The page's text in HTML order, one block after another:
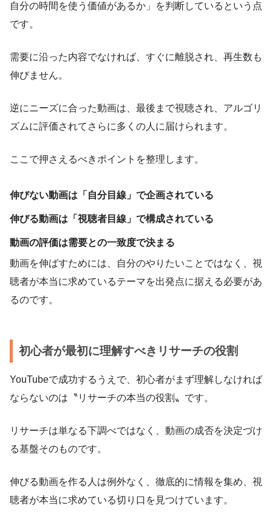
自分の時間を使う価値があるか」を判断しているという点
です。
需要に沿った内容でなければ、すぐに離脱され、再生数も
伸びません。
逆にニーズに合った動画は、最後まで視聴され、アルゴリ
ズムに評価されてさらに多くの人に届けられます。
ここで押さえるべきポイントを整理します。
伸びない動画は「自分目線」で企画されている
伸びる動画は「視聴者目線」で構成されている
動画の評価は需要との一致度で決まる
動画を伸ばすためには、自分のやりたいことではなく、視
聴者が本当に求めているテーマを出発点に据える必要があ
るのです。
初心者が最初に理解すべきリサーチの役割
YouTubeで成功するうえで、初心者がまず理解しなければ
ならないのは〝リサーチの本当の役割〟です。
リサーチは単なる下調べではなく、動画の成否を決定づけ
る基盤そのものです。
伸びる動画を作る人は例外なく、徹底的に情報を集め、視
聴者が本当に求めている切り口を見つけています。